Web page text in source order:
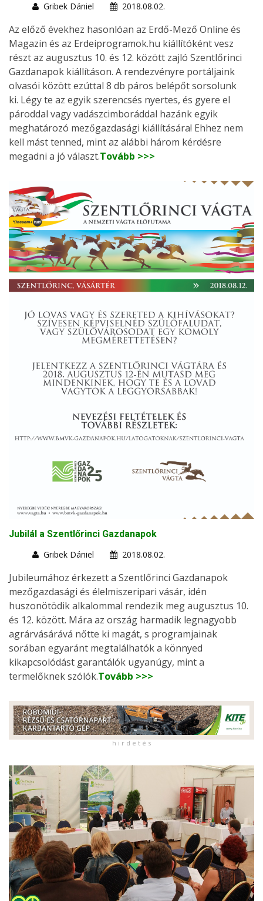
Gribek Dániel
2018.08.02.
Az előző évekhez hasonlóan az Erdő-Mező Online és
Magazin és az Erdeiprogramok.hu kiállítóként vesz
részt az augusztus 10. és 12. között zajló Szentlőrinci
Gazdanapok kiállításon. A rendezvényre portáljaink
olvasói között ezúttal 8 db páros belépőt sorsolunk
ki. Légy te az egyik szerencsés nyertes, és gyere el
pároddal vagy vadászcimboráddal hazánk egyik
meghatározó mezőgazdasági kiállítására! Ehhez nem
kell mást tenned, mint az alábbi három kérdésre
megadni a jó választ.Tovább >>>
Jubilál a Szentlőrinci Gazdanapok
Gribek Dániel
2018.08.02.
Jubileumához érkezett a Szentlőrinci Gazdanapok
mezőgazdasági és élelmiszeripari vásár, idén
huszonötödik alkalommal rendezik meg augusztus 10.
és 12. között. Mára az ország harmadik legnagyobb
agrárvásárává nőtte ki magát, s programjainak
sorában egyaránt megtalálhatók a könnyed
kikapcsolódást garantálók ugyanúgy, mint a
termelőknek szólók.Tovább >>>
h i r d e t é s